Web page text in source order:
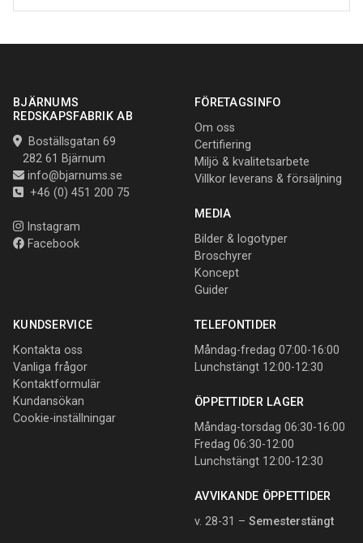
BJÄRNUMS
REDSKAPSFABRIK AB
Boställsgatan 69
282 61 Bjärnum
info@bjarnums.se
+46 (0) 451 200 75
Instagram
Facebook
FÖRETAGSINFO
Om oss
Certifiering
Miljö & kvalitetsarbete
Villkor leverans & försäljning
MEDIA
Bilder & logotyper
Broschyrer
Koncept
Guider
KUNDSERVICE
Kontakta oss
Vanliga frågor
Kontaktformulär
Kundansökan
Cookie-inställningar
TELEFONTIDER
Måndag-fredag 07:00-16:00
Lunchstängt 12:00-12:30
ÖPPETTIDER LAGER
Måndag-torsdag 06:30-16:00
Fredag 06:30-12:00
Lunchstängt 12:00-12:30
AVVIKANDE ÖPPETTIDER
v. 28-31 – Semesterstängt